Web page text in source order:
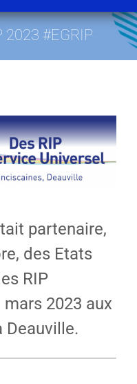
2023 #EGRIP
partenaire,
des Etats
RIP
2023 aux
Deauville.